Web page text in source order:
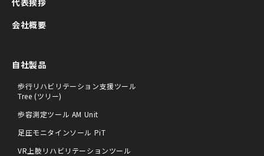
会社概要
自社製品
歩行リハビリテーション支援ツール
Tree (ツリー)
歩容測定ツール AM Unit
足圧モニタインソール PiT
VR上肢リハビリテーションツール